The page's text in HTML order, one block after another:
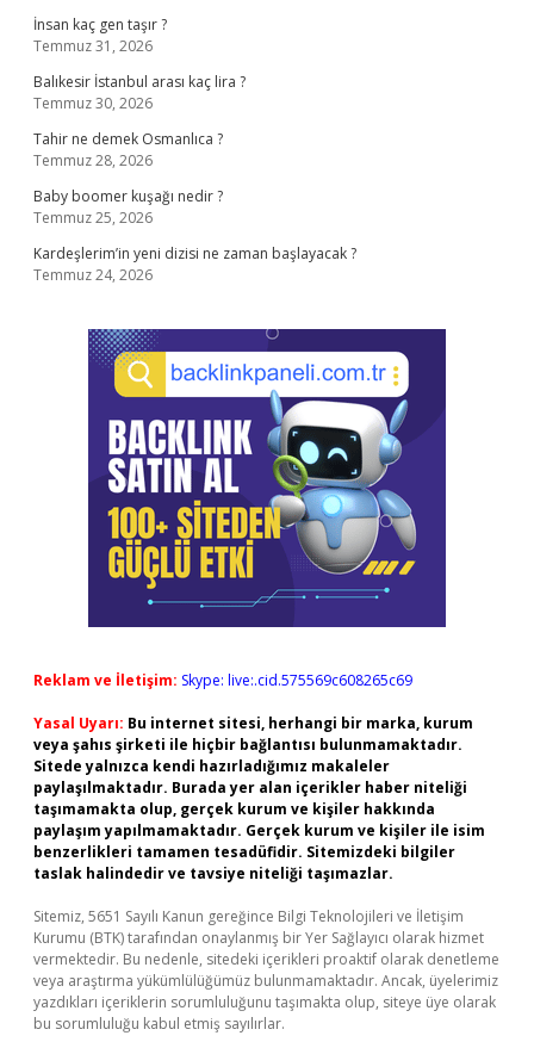
İnsan kaç gen taşır ?
Temmuz 31, 2026
Balıkesir İstanbul arası kaç lira ?
Temmuz 30, 2026
Tahir ne demek Osmanlıca ?
Temmuz 28, 2026
Baby boomer kuşağı nedir ?
Temmuz 25, 2026
Kardeşlerim’in yeni dizisi ne zaman başlayacak ?
Temmuz 24, 2026
Reklam ve İletişim: Skype: live:.cid.575569c608265c69
Yasal Uyarı: Bu internet sitesi, herhangi bir marka, kurum
veya şahıs şirketi ile hiçbir bağlantısı bulunmamaktadır.
Sitede yalnızca kendi hazırladığımız makaleler
paylaşılmaktadır. Burada yer alan içerikler haber niteliği
taşımamakta olup, gerçek kurum ve kişiler hakkında
paylaşım yapılmamaktadır. Gerçek kurum ve kişiler ile isim
benzerlikleri tamamen tesadüfidir. Sitemizdeki bilgiler
taslak halindedir ve tavsiye niteliği taşımazlar.
Sitemiz, 5651 Sayılı Kanun gereğince Bilgi Teknolojileri ve İletişim
Kurumu (BTK) tarafından onaylanmış bir Yer Sağlayıcı olarak hizmet
vermektedir. Bu nedenle, sitedeki içerikleri proaktif olarak denetleme
veya araştırma yükümlülüğümüz bulunmamaktadır. Ancak, üyelerimiz
yazdıkları içeriklerin sorumluluğunu taşımakta olup, siteye üye olarak
bu sorumluluğu kabul etmiş sayılırlar.